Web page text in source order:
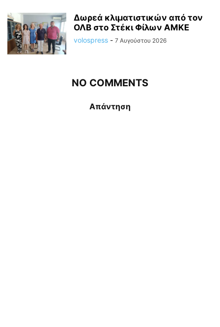
Δωρεά κλιματιστικών από τον
ΟΛΒ στο Στέκι Φίλων ΑΜΚΕ
volospress - 7 Αυγούστου 2026
NO COMMENTS
Απάντηση